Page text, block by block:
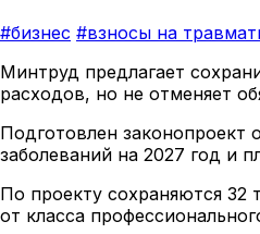
#бизнес #взносы на
Минтруд предлагает
расходов, но не отменяет
Подготовлен законопроект
заболеваний на 2027 год и
По проекту сохраняются 32
от класса